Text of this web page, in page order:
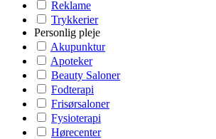
Reklame
Trykkerier
Personlig pleje
Akupunktur
Apoteker
Beauty Saloner
Fodterapi
Frisørsaloner
Fysioterapi
Hørecenter